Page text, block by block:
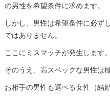
の男性を希望条件に求めます。
しかし、男性は希望条件に必ず
ではありません。
ここにミスマッチが発生します。
そのうえ、高スペックな男性は
お相手の男性も選べる女性（結